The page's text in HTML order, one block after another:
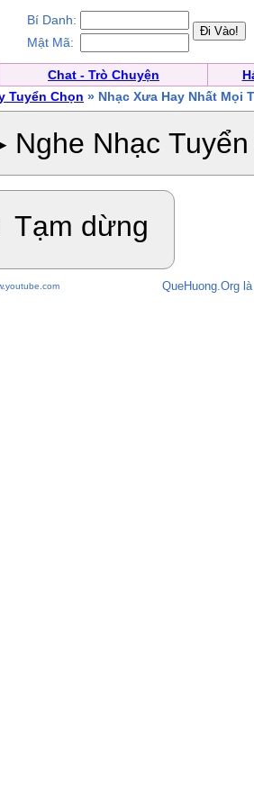
Bí Danh:
Mật Mã:
Chat - Trò Chuyện
Tuyển Chọn » Nhạc Xưa Hay Nhất Mọi
Nghe Nhạc Tuyển
Tạm dừng
QueHuong.Org